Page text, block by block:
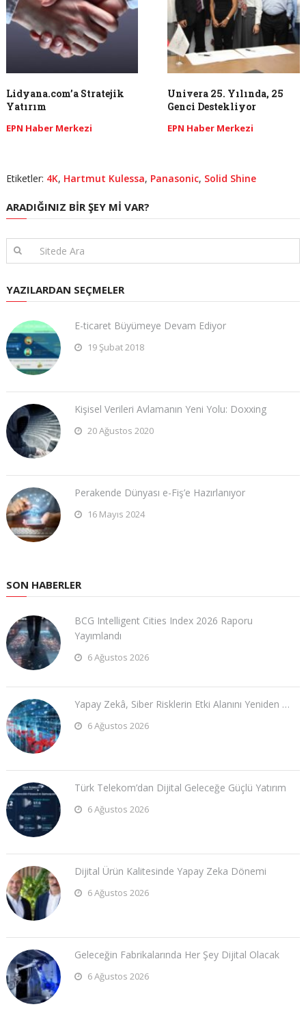
Lidyana.com’a Stratejik
Yatırım
EPN Haber Merkezi
Univera 25. Yılında, 25
Genci Destekliyor
EPN Haber Merkezi
Etiketler: 4K, Hartmut Kulessa, Panasonic, Solid Shine
ARADIĞINIZ BIR ŞEY MI VAR?
YAZILARDAN SEÇMELER
E-ticaret Büyümeye Devam Ediyor
19 Şubat 2018
Kişisel Verileri Avlamanın Yeni Yolu: Doxxing
20 Ağustos 2020
Perakende Dünyası e-Fiş’e Hazırlanıyor
16 Mayıs 2024
SON HABERLER
BCG Intelligent Cities Index 2026 Raporu
Yayımlandı
6 Ağustos 2026
Yapay Zekâ, Siber Risklerin Etki Alanını Yeniden …
6 Ağustos 2026
Türk Telekom’dan Dijital Geleceğe Güçlü Yatırım
6 Ağustos 2026
Dijital Ürün Kalitesinde Yapay Zeka Dönemi
6 Ağustos 2026
Geleceğin Fabrikalarında Her Şey Dijital Olacak
6 Ağustos 2026